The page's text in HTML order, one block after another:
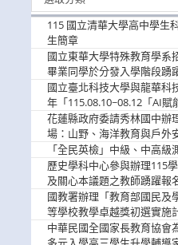
115 國立清華大學高中學生
生簡章
國立東華大學特殊教育學系
畢業同學於分發入學階段踴
國立臺北科技大學與龍華科
年「115.08.10~08.12「AI
歡迎學生踴躍報名參加
花蓮縣政府委請秀林國中辦
場：山野、海洋教育與戶外
參加
「全民英檢」中級、中高級
歷史學科中心參與辦理115
及關心本議題之教師踴躍報
國教署辦理「教育部國民及
等學校教學卓越獎初選實施
中華民國全國家長教育協會